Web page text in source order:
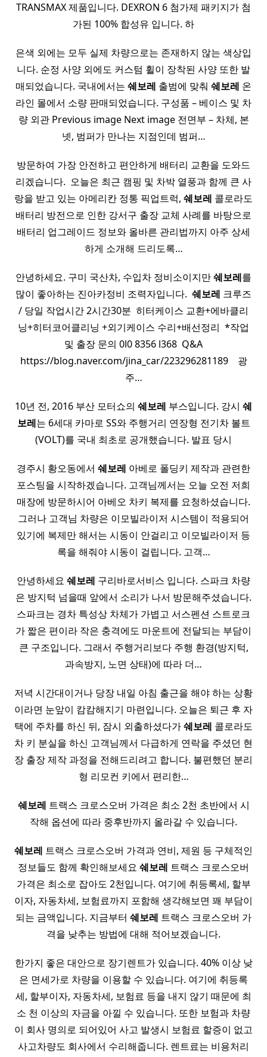
TRANSMAX 제품입니다. DEXRON 6 첨가제 패키지가 첨
가된 100% 합성유 입니다. 하
은색 외에는 모두 실제 차량으로는 존재하지 않는 색상입
니다. 순정 사양 외에도 커스텀 휠이 장착된 사양 또한 발
매되었습니다. 국내에서는 쉐보레 출범에 맞춰 쉐보레 온
라인 몰에서 소량 판매되었습니다. 구성품 – 베이스 및 차
량 외관 Previous image Next image 전면부 – 차체, 본
넷, 범퍼가 만나는 지점인데 범퍼…
방문하여 가장 안전하고 편안하게 배터리 교환을 도와드
리겠습니다. ​ 오늘은 최근 캠핑 및 차박 열풍과 함께 큰 사
랑을 받고 있는 아메리칸 정통 픽업트럭, 쉐보레 콜로라도
배터리 방전으로 인한 강서구 출장 교체 사례를 바탕으로
배터리 업그레이드 정보와 올바른 관리법까지 아주 상세
하게 소개해 드리도록…
안녕하세요. 구미 국산차, 수입차 정비소이지만쉐보레를
많이 좋아하는 진아카정비 조력자입니다. ​ 쉐보레 크루즈
/ 당일 작업시간 2시간30분 ​ 히터케이스 교환+에바클리
닝+히터코어클리닝 +외기케이스 수리+배선정리 ​ *작업
및 출장 문의 0l0 8356 l368 ​ Q&A
https://blog.naver.com/jina_car/223296281189 ​ ​ ​ 광
주…
10년 전, 2016 부산 모터쇼의 쉐보레 부스입니다. 강시 쉐
보레는 6세대 카마로 SS와 주행거리 연장형 전기차 볼트
(VOLT)를 국내 최초로 공개했습니다. 발표 당시
경주시 황오동에서 쉐보레 아베로 폴딩키 제작과 관련한
포스팅을 시작하겠습니다. 고객님께서는 오늘 오전 저희
매장에 방문하시어 아베오 차키 복제를 요청하셨습니다.
그러나 고객님 차량은 이모빌라이저 시스템이 적용되어
있기에 복제만 해서는 시동이 안걸리고 이모빌라이저 등
록을 해줘야 시동이 걸립니다. 고객…
안녕하세요 쉐보레 구리바로서비스 입니다. 스파크 차량
은 방지턱 넘을때 앞에서 소리가 나서 방문해주셨습니다.
스파크는 경차 특성상 차체가 가볍고 서스펜션 스트로크
가 짧은 편이라 작은 충격에도 마운트에 전달되는 부담이
큰 구조입니다. 그래서 주행거리보다 주행 환경(방지턱,
과속방지, 노면 상태)에 따라 더…
저녁 시간대이거나 당장 내일 아침 출근을 해야 하는 상황
이라면 눈앞이 캄캄해지기 마련입니다. 오늘은 퇴근 후 자
택에 주차를 하신 뒤, 잠시 외출하셨다가쉐보레 콜로라도
차 키 분실을 하신 고객님께서 다급하게 연락을 주셨던 현
장 출장 제작 과정을 전해드리려고 합니다. 불편했던 분리
형 리모컨 키에서 편리한…
쉐보레 트랙스 크로스오버 가격은 최소 2천 초반에서 시
작해 옵션에 따라 중후반까지 올라갈 수 있습니다.
쉐보레 트랙스 크로스오버 가격과 연비, 제원 등 구체적인
정보들도 함께 확인해보세요 쉐보레 트랙스 크로스오버
가격은 최소로 잡아도 2천입니다. 여기에 취등록세, 할부
이자, 자동차세, 보험료까지 포함해 생각해보면 꽤 부담이
되는 금액입니다. 지금부터 쉐보레 트랙스 크로스오버 가
격을 낮추는 방법에 대해 적어보겠습니다.
한가지 좋은 대안으로 장기렌트가 있습니다. 40% 이상 낮
은 면세가로 차량을 이용할 수 있습니다. 여기에 취등록
세, 할부이자, 자동차세, 보험료 등을 내지 않기 때문에 최
소 천 이상의 자금을 아낄 수 있습니다. 또한 보험과 차량
이 회사 명의로 되어있어 사고 발생시 보험료 할증이 없고
사고차량도 회사에서 수리해줍니다. 렌트료는 비용처리